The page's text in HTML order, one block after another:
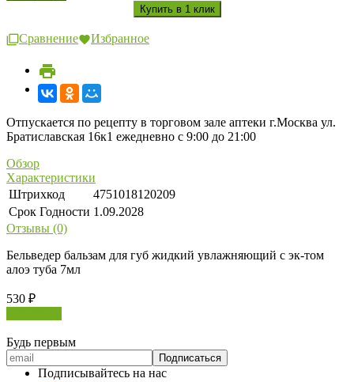
Сравнение Избранное
Отпускается по рецепту в торговом зале аптеки г.Москва ул.
Братиславская 16к1 ежедневно с 9:00 до 21:00
Обзор
Характеристики
Штрихкод
4751018120209
Срок Годности 1.09.2028
Отзывы (0)
Бельведер бальзам для губ жидкий увлажняющий с эк-том
алоэ туба 7мл
530 ₽
Будь первым
Подписывайтесь на нас